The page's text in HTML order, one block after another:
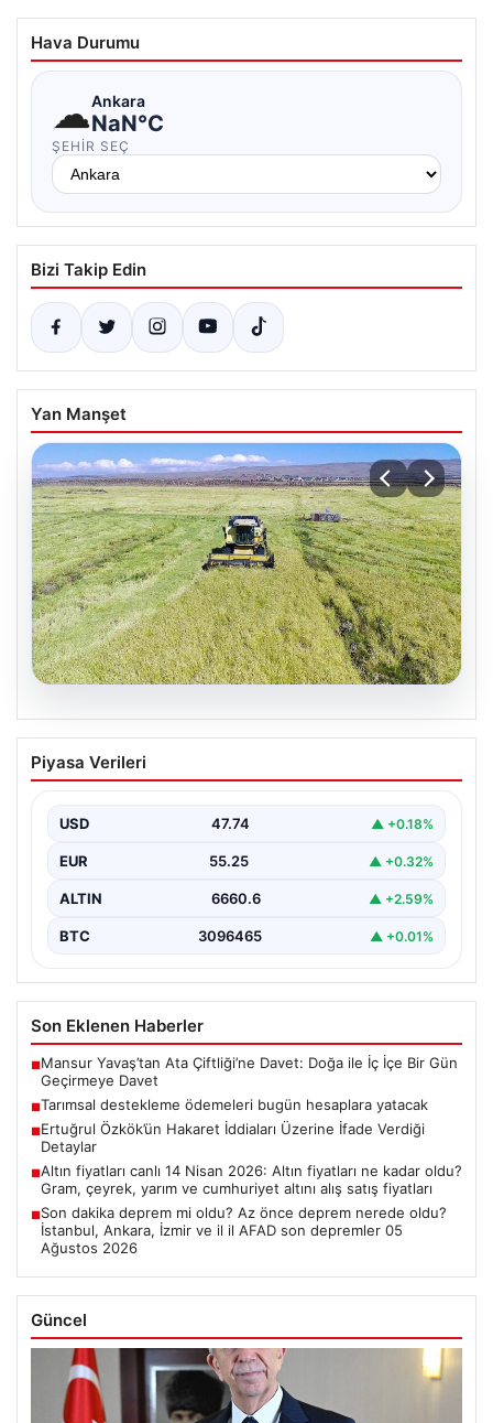
Hava Durumu
☁Ankara
NaN°C
ŞEHIR SEÇ
Bizi Takip Edin
Yan Manşet
07.08.2026
Tarımsal destekleme ödemeleri bugün
hesaplara yatacak
Piyasa Verileri
USD 47.74 ▲ +0.18%
EUR 55.25 ▲ +0.32%
ALTIN 6660.6 ▲ +2.59%
BTC 3096465 ▲ +0.01%
Son Eklenen Haberler
■Mansur Yavaş’tan Ata Çiftliği’ne Davet: Doğa ile İç İçe Bir Gün
Geçirmeye Davet
■Tarımsal destekleme ödemeleri bugün hesaplara yatacak
■Ertuğrul Özkök’ün Hakaret İddiaları Üzerine İfade Verdiği
Detaylar
■Altın fiyatları canlı 14 Nisan 2026: Altın fiyatları ne kadar oldu?
Gram, çeyrek, yarım ve cumhuriyet altını alış satış fiyatları
■Son dakika deprem mi oldu? Az önce deprem nerede oldu?
İstanbul, Ankara, İzmir ve il il AFAD son depremler 05
Ağustos 2026
Güncel